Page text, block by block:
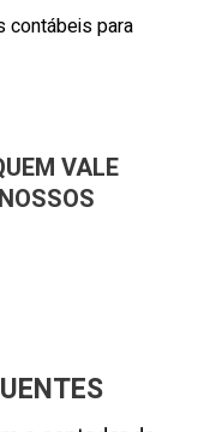
contábeis para
VALE